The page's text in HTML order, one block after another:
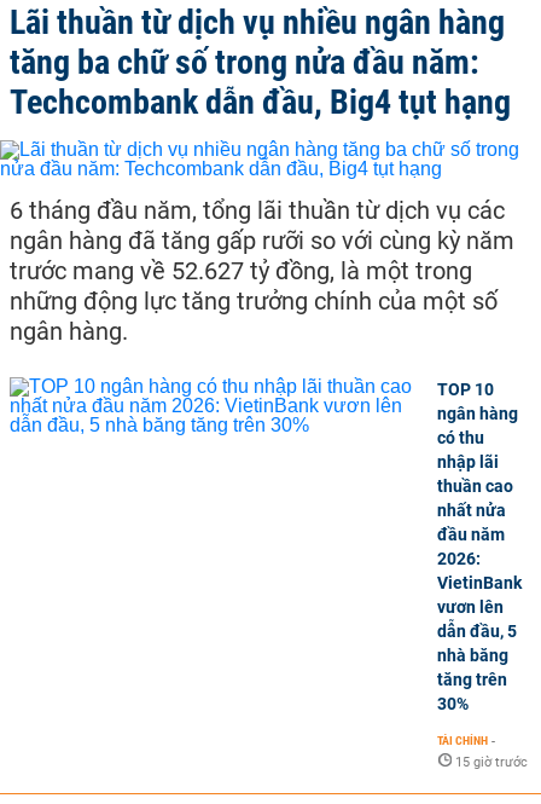
Lãi thuần từ dịch vụ nhiều ngân hàng
tăng ba chữ số trong nửa đầu năm:
Techcombank dẫn đầu, Big4 tụt hạng
6 tháng đầu năm, tổng lãi thuần từ dịch vụ các
ngân hàng đã tăng gấp rưỡi so với cùng kỳ năm
trước mang về 52.627 tỷ đồng, là một trong
những động lực tăng trưởng chính của một số
ngân hàng.
TOP 10
ngân hàng
có thu
nhập lãi
thuần cao
nhất nửa
đầu năm
2026:
VietinBank
vươn lên
dẫn đầu, 5
nhà băng
tăng trên
30%
TÀI CHÍNH -
15 giờ trước